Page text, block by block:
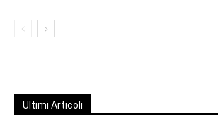
Ultimi Articoli